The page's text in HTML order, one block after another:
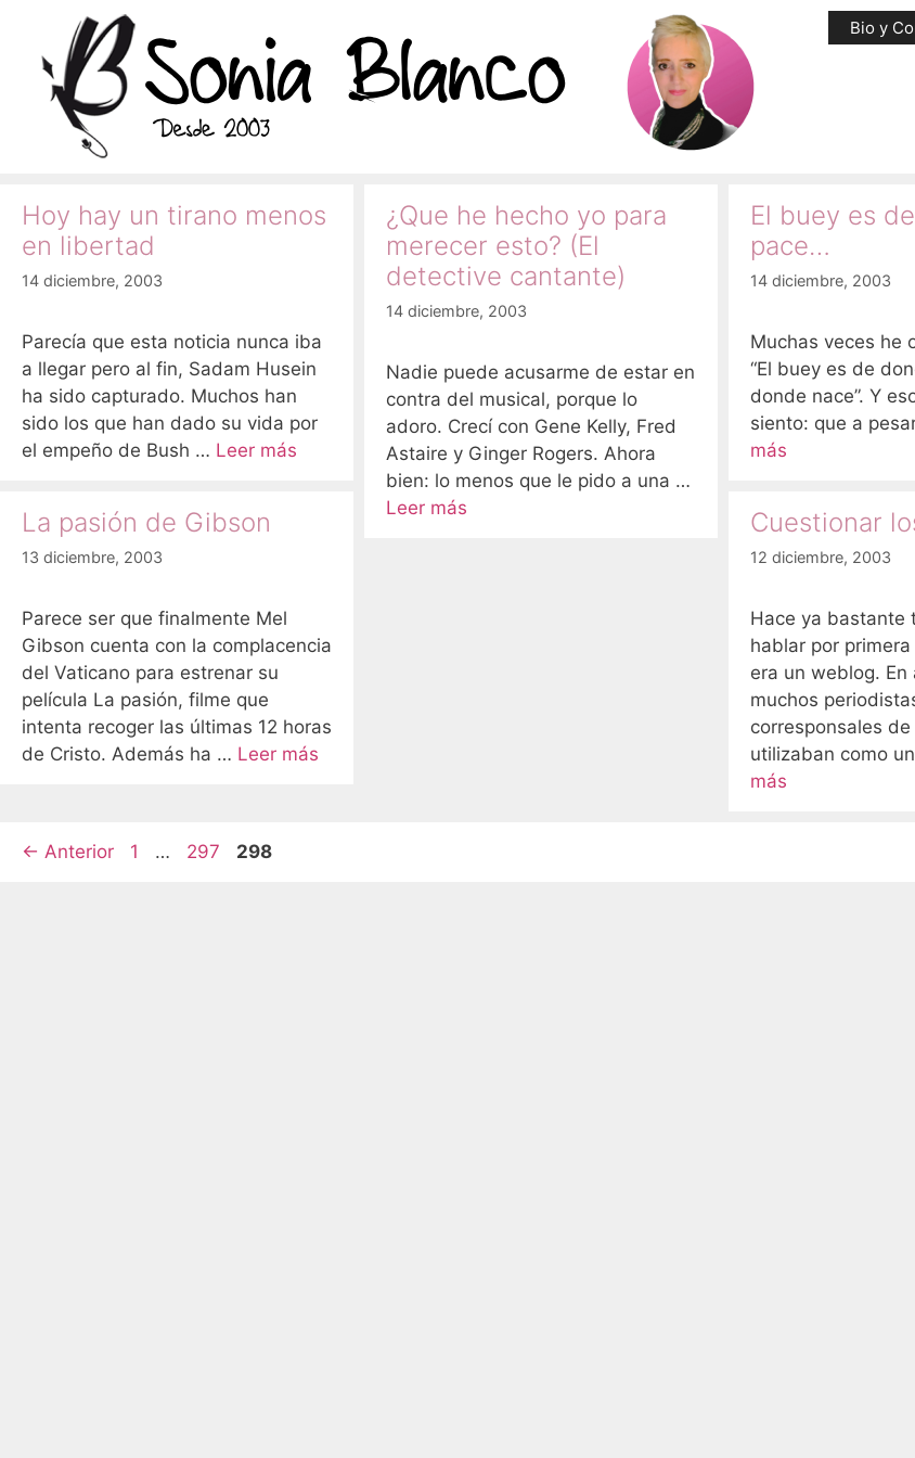
contenido
Bio y
Hoy hay un tirano menos
en libertad
14 diciembre, 2003
Parecía que esta noticia nunca iba
a llegar pero al fin, Sadam Husein
ha sido capturado. Muchos han
sido los que han dado su vida por
el empeño de Bush … Leer más
¿Que he hecho yo para
merecer esto? (El
detective cantante)
14 diciembre, 2003
Nadie puede acusarme de estar en
contra del musical, porque lo
adoro. Crecí con Gene Kelly, Fred
Astaire y Ginger Rogers. Ahora
bien: lo menos que le pido a una …
Leer más
El buey es
pace…
14 diciembre, 2003
Muchas veces he
“El buey es de
donde nace”. Y
siento: que a
más
La pasión de Gibson
13 diciembre, 2003
Parece ser que finalmente Mel
Gibson cuenta con la complacencia
del Vaticano para estrenar su
película La pasión, filme que
intenta recoger las últimas 12 horas
de Cristo. Además ha … Leer más
Cuestionar
12 diciembre, 2003
Hace ya bastante
hablar por
era un weblog. En
muchos
corresponsales
utilizaban como
más
← Anterior Página
1 … Página
297 Página
298